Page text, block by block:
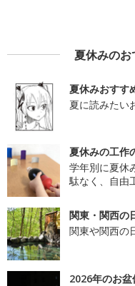
夏休みの
夏休みおすす
夏に読みたい
夏休みの工作
学年別に夏休
駄なく、自由
関東・関西の
関東や関西の
2026年のお